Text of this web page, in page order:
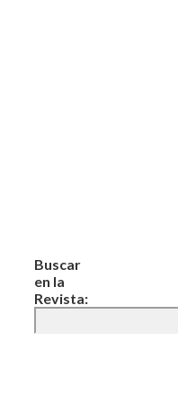
Buscar
en la
Revista: